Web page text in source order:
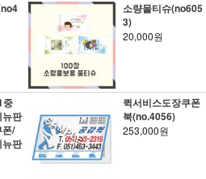
소량물티슈(no605
3)
20,000원
중
판
/
판
퀵서비스도장쿠폰
북(no.4056)
253,000원